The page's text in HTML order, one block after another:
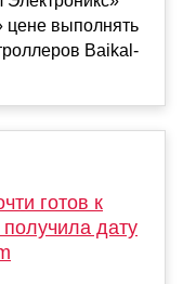
цене выполнять
Baikal-
готов к
дату